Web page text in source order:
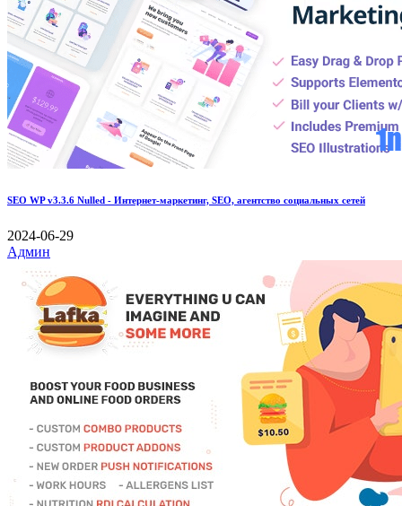
SEO WP v3.3.6 Nulled - Интернет-маркетинг, SEO, агентство социальных сетей
2024-06-29
Админ